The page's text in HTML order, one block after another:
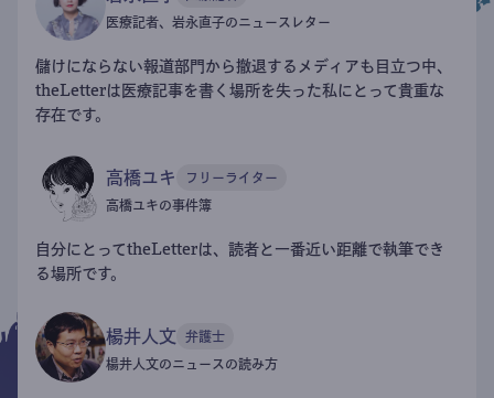
医療記者、岩永直子のニュースレター
儲けにならない報道部門から撤退するメディアも目立つ中、
theLetterは医療記事を書く場所を失った私にとって貴重な
存在です。
高橋ユキ フリーライター
高橋ユキの事件簿
自分にとってtheLetterは、読者と一番近い距離で執筆でき
る場所です。
楊井人文 弁護士
楊井人文のニュースの読み方